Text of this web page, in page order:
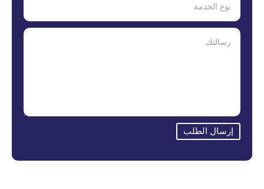
إرسال الطلب